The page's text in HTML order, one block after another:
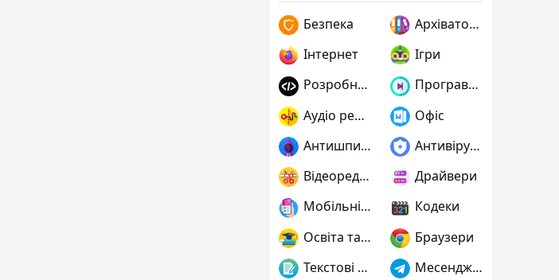
Безпека
Архіватори
Інтернет
Ігри
Розробнику
Програвачі
Аудіо редактори
Офіс
Антишпигуни
Антивіруси
Відеоредактори
Драйвери
Мобільні пристрої
Кодеки
Освіта та наука
Браузери
Текстові редактори
Месенджери